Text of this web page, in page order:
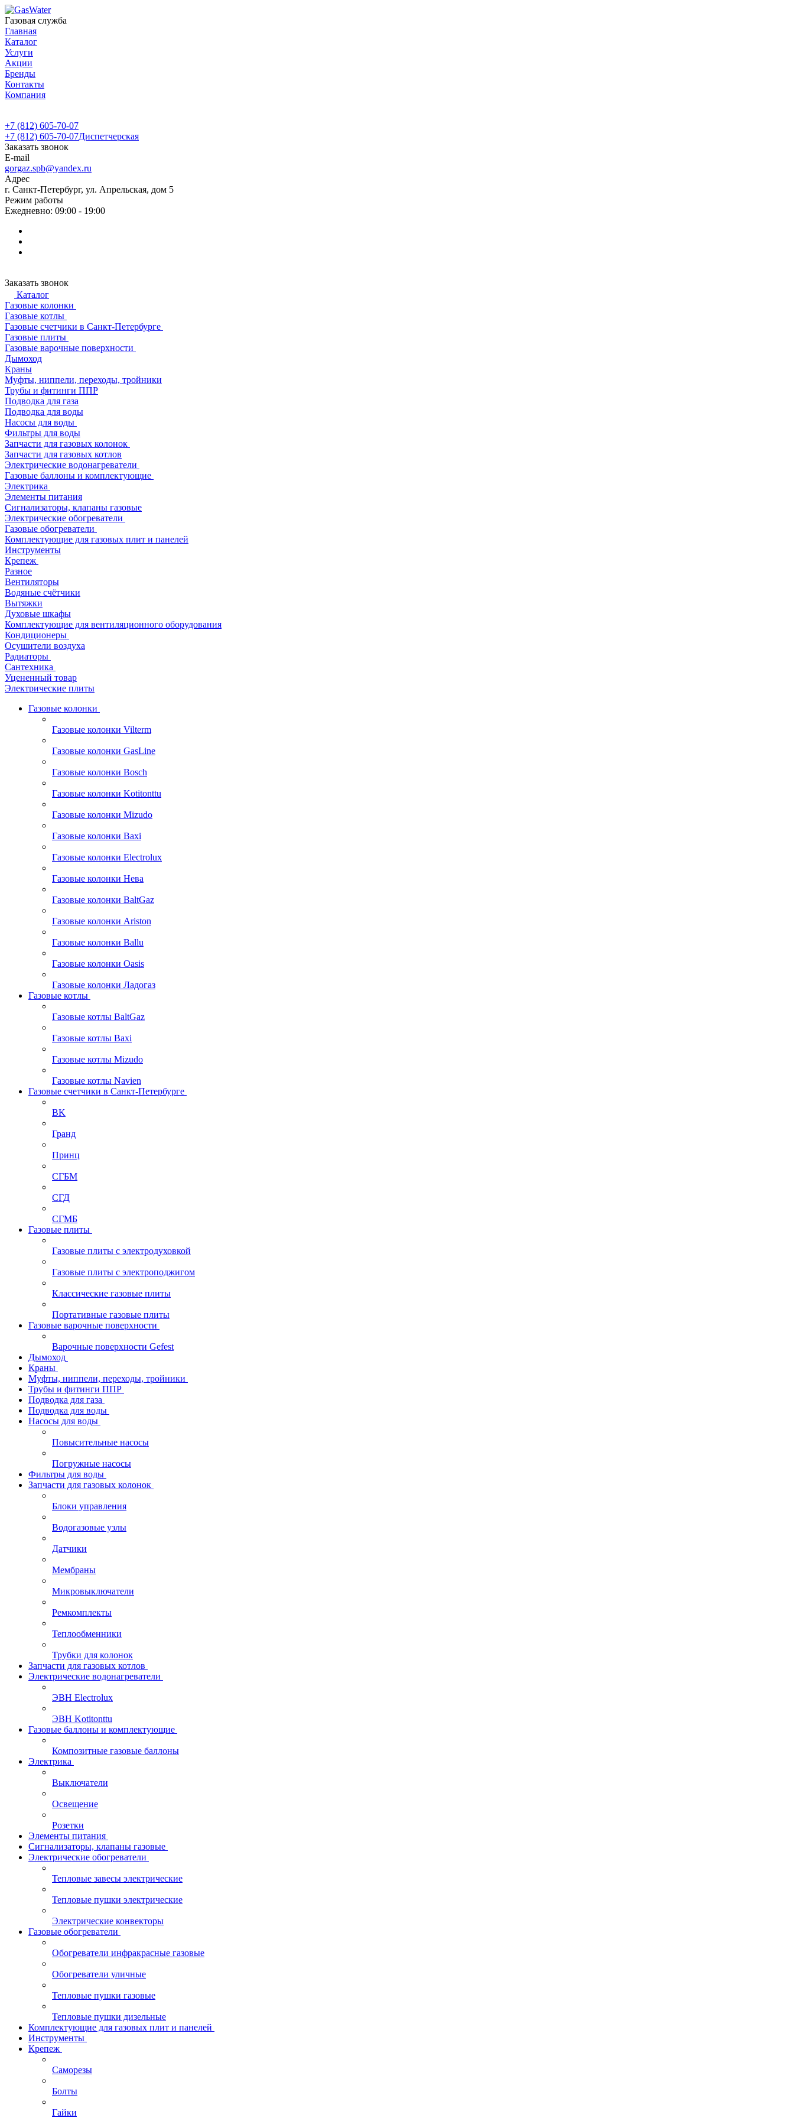
Газовая служба
Главная
Каталог
Услуги
Акции
Бренды
Контакты
Компания
+7 (812) 605-70-07
+7 (812) 605-70-07Диспетчерская
Заказать звонок
E-mail
gorgaz.spb@yandex.ru
Адрес
г. Санкт-Петербург, ул. Апрельская, дом 5
Режим работы
Ежедневно: 09:00 - 19:00
Заказать звонок
Каталог
Газовые колонки
Газовые котлы
Газовые счетчики в Санкт-Петербурге
Газовые плиты
Газовые варочные поверхности
Дымоход
Краны
Муфты, ниппели, переходы, тройники
Трубы и фитинги ППР
Подводка для газа
Подводка для воды
Насосы для воды
Фильтры для воды
Запчасти для газовых колонок
Запчасти для газовых котлов
Электрические водонагреватели
Газовые баллоны и комплектующие
Электрика
Элементы питания
Сигнализаторы, клапаны газовые
Электрические обогреватели
Газовые обогреватели
Комплектующие для газовых плит и панелей
Инструменты
Крепеж
Разное
Вентиляторы
Водяные счётчики
Вытяжки
Духовые шкафы
Комплектующие для вентиляционного оборудования
Кондиционеры
Осушители воздуха
Радиаторы
Сантехника
Уцененный товар
Электрические плиты
Газовые колонки
Газовые колонки Vilterm
Газовые колонки GasLine
Газовые колонки Bosch
Газовые колонки Kotitonttu
Газовые колонки Mizudo
Газовые колонки Baxi
Газовые колонки Electrolux
Газовые колонки Нева
Газовые колонки BaltGaz
Газовые колонки Ariston
Газовые колонки Ballu
Газовые колонки Oasis
Газовые колонки Ладогаз
Газовые котлы
Газовые котлы BaltGaz
Газовые котлы Baxi
Газовые котлы Mizudo
Газовые котлы Navien
Газовые счетчики в Санкт-Петербурге
BK
Гранд
Принц
СГБМ
СГД
СГМБ
Газовые плиты
Газовые плиты с электродуховкой
Газовые плиты с электроподжигом
Классические газовые плиты
Портативные газовые плиты
Газовые варочные поверхности
Варочные поверхности Gefest
Дымоход
Краны
Муфты, ниппели, переходы, тройники
Трубы и фитинги ППР
Подводка для газа
Подводка для воды
Насосы для воды
Повысительные насосы
Погружные насосы
Фильтры для воды
Запчасти для газовых колонок
Блоки управления
Водогазовые узлы
Датчики
Мембраны
Микровыключатели
Ремкомплекты
Теплообменники
Трубки для колонок
Запчасти для газовых котлов
Электрические водонагреватели
ЭВН Electrolux
ЭВН Kotitonttu
Газовые баллоны и комплектующие
Композитные газовые баллоны
Электрика
Выключатели
Освещение
Розетки
Элементы питания
Сигнализаторы, клапаны газовые
Электрические обогреватели
Тепловые завесы электрические
Тепловые пушки электрические
Электрические конвекторы
Газовые обогреватели
Обогреватели инфракрасные газовые
Обогреватели уличные
Тепловые пушки газовые
Тепловые пушки дизельные
Комплектующие для газовых плит и панелей
Инструменты
Крепеж
Саморезы
Болты
Гайки